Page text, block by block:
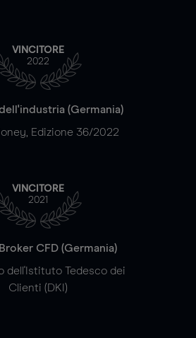
VINCITORE
2022
(Germania)
Edizione 36/2022
VINCITORE
2021
CFD (Germania)
dell'Istituto Tedesco dei
Clienti (DKI)